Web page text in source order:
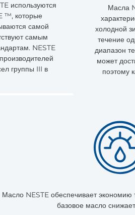
используются
™, которые
самой
самым
NESTE
группы III в
Масла
холодной
течение
диапазон
может
поэтому
Масло NESTE обеспечивает экономию
базовое масло